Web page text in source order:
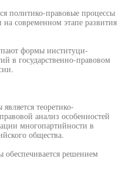
политико-правовые процессы
современном этапе развития
формы институци-
в государственно-правовом
теоретико-
анализ особенностей
многопартийности в
общества.
решением